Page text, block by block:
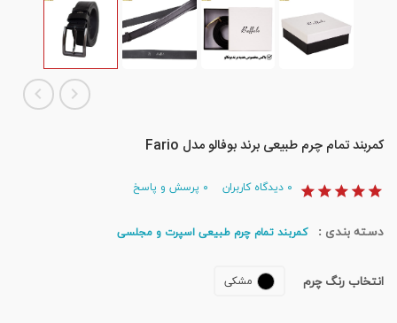
کمربند تمام چرم طبیعی برند بوفالو مدل Fario
دیدگاه کاربران پرسش و پاسخ
دسته بندی : کمربند تمام چرم طبیعی اسپرت و مجلسی
انتخاب رنگ چرم مشکی